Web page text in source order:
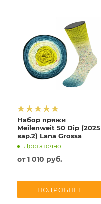
Набор пряжи
Meilenweit 50 Dip (2025
вар.2) Lana Grossa
Достаточно
от1 010 руб.
ПОДРОБНЕЕ